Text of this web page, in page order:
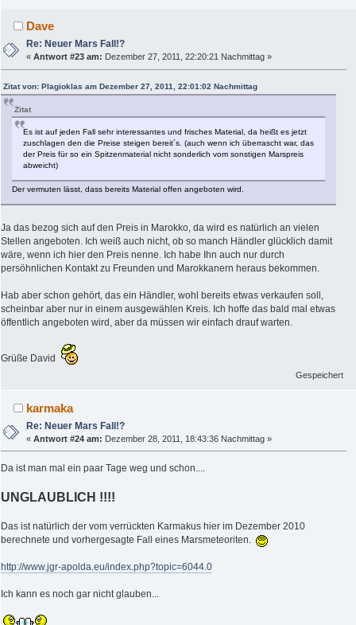
Dave
Re: Neuer Mars Fall!?
«Antwort #23 am: Dezember 27, 2011, 22:20:21 Nachmittag »
Zitat von: Plagioklas am Dezember 27, 2011, 22:01:02 Nachmittag
Zitat
Es ist auf jeden Fall sehr interessantes und frisches Material, da heißt es jetzt
zuschlagen den die Preise steigen bereit´s. (auch wenn ich überrascht war, das
der Preis für so ein Spitzenmaterial nicht sonderlich vom sonstigen Marspreis
abweicht)
Der vermuten lässt, dass bereits Material offen angeboten wird.
Ja das bezog sich auf den Preis in Marokko, da wird es natürlich an vielen
Stellen angeboten. Ich weiß auch nicht, ob so manch Händler glücklich damit
wäre, wenn ich hier den Preis nenne. Ich habe Ihn auch nur durch
persöhnlichen Kontakt zu Freunden und Marokkanern heraus bekommen.
Hab aber schon gehört, das ein Händler, wohl bereits etwas verkaufen soll,
scheinbar aber nur in einem ausgewählen Kreis. Ich hoffe das bald mal etwas
öffentlich angeboten wird, aber da müssen wir einfach drauf warten.
Grüße David
Gespeichert
karmaka
Re: Neuer Mars Fall!?
«Antwort #24 am: Dezember 28, 2011, 18:43:36 Nachmittag »
Da ist man mal ein paar Tage weg und schon....
UNGLAUBLICH !!!!
Das ist natürlich der vom verrückten Karmakus hier im Dezember 2010
berechnete und vorhergesagte Fall eines Marsmeteoriten.
http://www.jgr-apolda.eu/index.php?topic=6044.0
Ich kann es noch gar nicht glauben...